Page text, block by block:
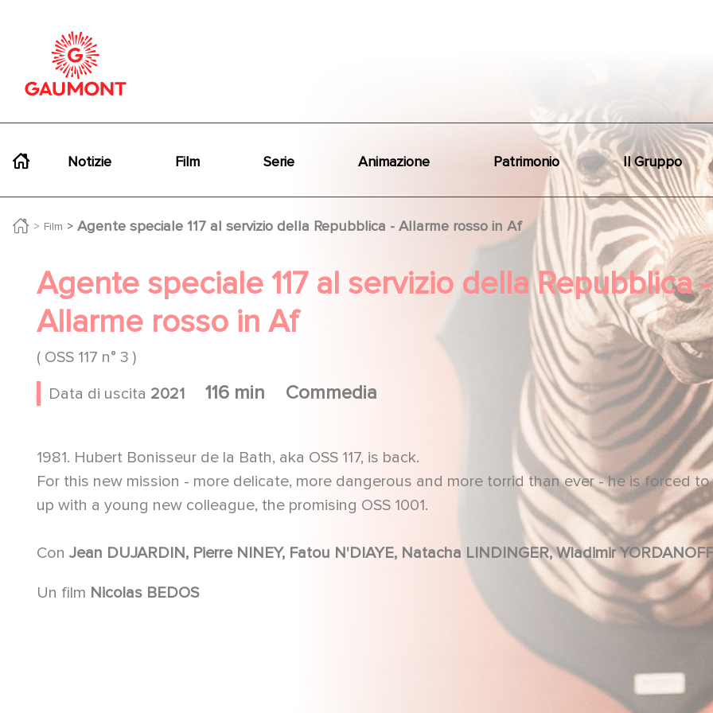
Notizie Film Serie Animazione Patrimonio Il Gruppo
Film Agente speciale 117 al servizio della Repubblica - Allarme rosso in Af
Agente speciale 117 al servizio della Repubblica -
Allarme rosso in Af
( OSS 117 n° 3 )
Data di uscita 2021 116 min Commedia
1981. Hubert Bonisseur de la Bath, aka OSS 117, is back.
For this new mission - more delicate, more dangerous and more torrid than ever - he is forced
up with a young new colleague, the promising OSS 1001.
Con Jean DUJARDIN, Pierre NINEY, Fatou N'DIAYE, Natacha LINDINGER, Wladimir YORDANOFF
Un film Nicolas BEDOS